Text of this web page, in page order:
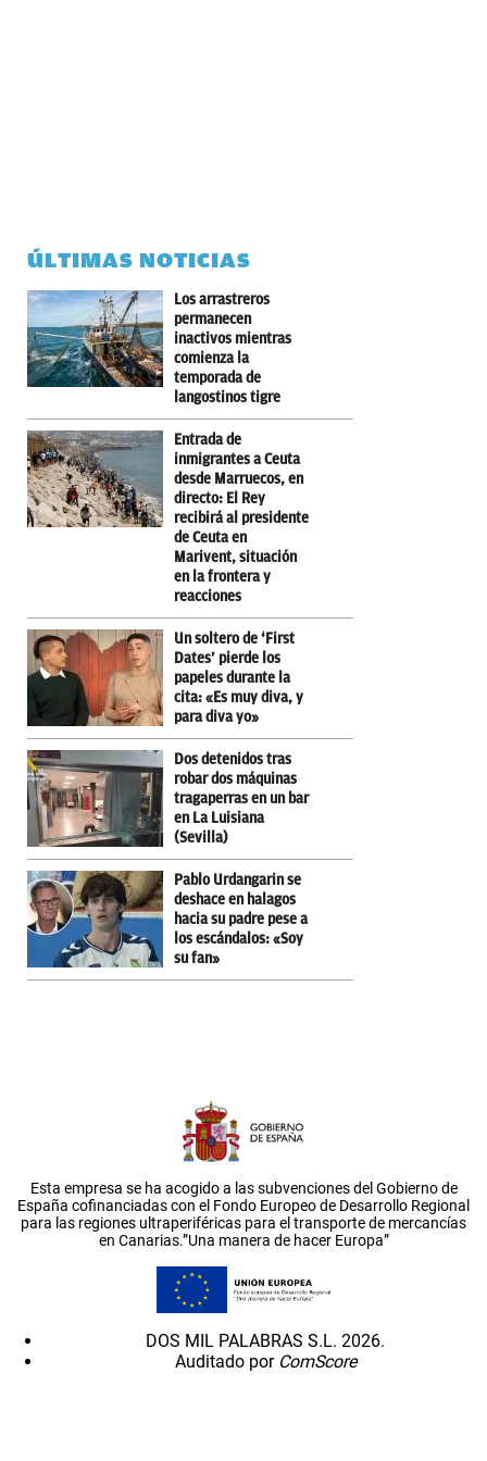
ÚLTIMAS NOTICIAS
Los arrastreros
permanecen
inactivos mientras
comienza la
temporada de
langostinos tigre
Entrada de
inmigrantes a Ceuta
desde Marruecos, en
directo: El Rey
recibirá al presidente
de Ceuta en
Marivent, situación
en la frontera y
reacciones
Un soltero de ‘First
Dates’ pierde los
papeles durante la
cita: «Es muy diva, y
para diva yo»
Dos detenidos tras
robar dos máquinas
tragaperras en un bar
en La Luisiana
(Sevilla)
Pablo Urdangarin se
deshace en halagos
hacia su padre pese a
los escándalos: «Soy
su fan»
Esta empresa se ha acogido a las subvenciones del Gobierno de
España cofinanciadas con el Fondo Europeo de Desarrollo Regional
para las regiones ultraperiféricas para el transporte de mercancías
en Canarias.”Una manera de hacer Europa”
DOS MIL PALABRAS S.L. 2026.
Auditado por ComScore